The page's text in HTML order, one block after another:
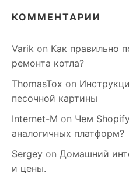
КОММЕНТАРИИ
Varik on Как правильно
ремонта котла?
ThomasTox on
песочной картины
Internet-M on Чем
аналогичных платформ?
Sergey on Домашний
и цены.